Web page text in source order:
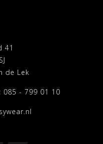
41
de Lek
085 - 799 01 10